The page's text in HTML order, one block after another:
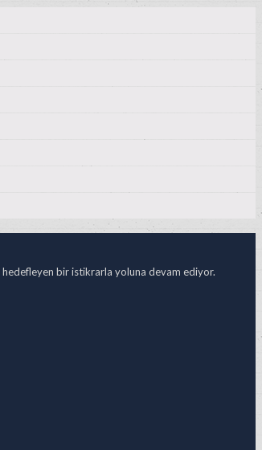
bir istikrarla yoluna devam ediyor.